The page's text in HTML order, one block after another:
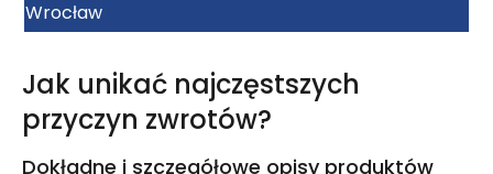
Wrocław
Jak unikać najczęstszych
przyczyn zwrotów?
Dokładne i szczegółowe opisy produktów